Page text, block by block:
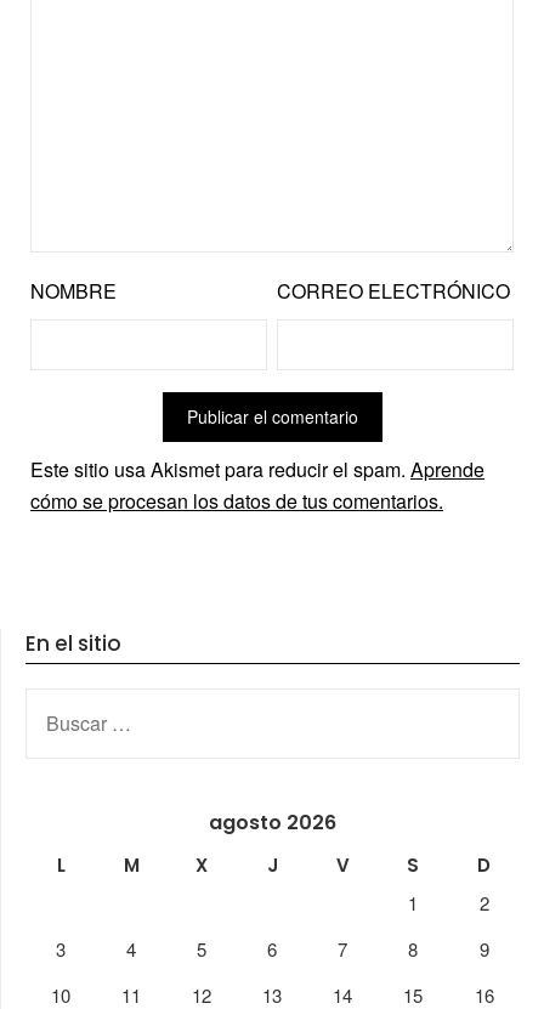
NOMBRE CORREO ELECTRÓNICO
Este sitio usa Akismet para reducir el spam. Aprende
cómo se procesan los datos de tus comentarios.
En el sitio
agosto 2026
L M X J V S
D
1
2
3
4 5 6 7 8
9
10
11 12 13 14 15
16